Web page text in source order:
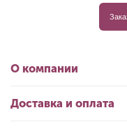
О компании
Доставка и оплата